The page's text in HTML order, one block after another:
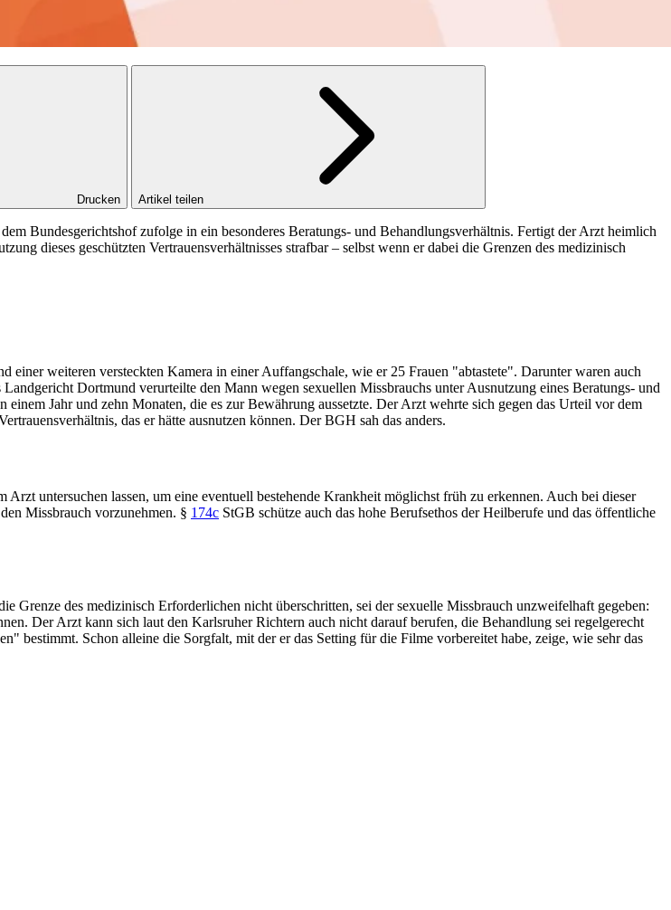
Drucken Artikel teilen
Bundesgerichtshof zufolge in ein besonderes Beratungs- und Behandlungsverhältnis. Fertigt der Arzt heimlich
dieses geschützten Vertrauensverhältnisses strafbar – selbst wenn er dabei die Grenzen des medizinisch
weiteren versteckten Kamera in einer Auffangschale, wie er 25 Frauen "abtastete". Darunter waren auch
Landgericht Dortmund verurteilte den Mann wegen sexuellen Missbrauchs unter Ausnutzung eines Beratungs- und
einem Jahr und zehn Monaten, die es zur Bewährung aussetzte. Der Arzt wehrte sich gegen das Urteil vor dem
das er hätte ausnutzen können. DerBGH sah das anders.
untersuchen lassen, um eine eventuell bestehende Krankheit möglichst früh zu erkennen. Auch bei dieser
Missbrauch vorzunehmen. § 174c StGB schütze auch das hohe Berufsethos der Heilberufe und das öffentliche
Grenze des medizinisch Erforderlichen nicht überschritten, sei der sexuelle Missbrauch unzweifelhaft gegeben:
Der Arzt kann sich laut den Karlsruher Richtern auch nicht darauf berufen, die Behandlung sei regelgerecht
bestimmt. Schon alleine die Sorgfalt, mit der er das Setting für die Filme vorbereitet habe, zeige, wie sehr das